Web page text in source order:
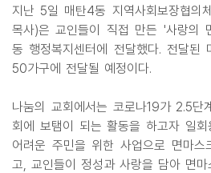
지난 5일 매탄4동 지역사회보장협의
목사)은 교인들이 직접 만든 '사랑의
동 행정복지센터에 전달했다. 전달된
50가구에 전달될 예정이다.
나눔의 교회에서는 코로나19가 2.5단
회에 보탬이 되는 활동을 하고자 일
어려운 주민을 위한 사업으로 면마
고, 교인들이 정성과 사랑을 담아 면마